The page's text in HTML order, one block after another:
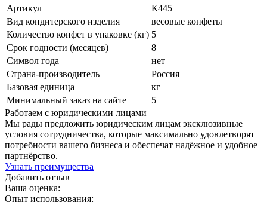
Артикул
К445
Вид кондитерского изделия
весовые конфеты
Количество конфет в упаковке (кг) 5
Срок годности (месяцев)
8
Символ года
нет
Страна-производитель
Россия
Базовая единица
кг
Минимальный заказ на сайте
5
Работаем с юридическими лицами
Мы рады предложить юридическим лицам эксклюзивные
условия сотрудничества, которые максимально удовлетворят
потребности вашего бизнеса и обеспечат надёжное и удобное
партнёрство.
Узнать преимущества
Добавить отзыв
Ваша оценка:
Опыт использования: